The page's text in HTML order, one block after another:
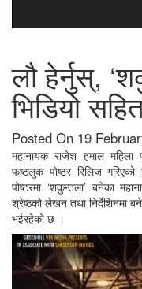
लौ हेर्नुस्,
भिडियो
Posted On 19
महानायक राजेश हमाल
फष्टलुक पोष्टर रिलिज
पोष्टरमा ‘शकुन्तला’ बनेका
श्रेष्ठको लेखन तथा निर्देशिनमा
भईरहेको छ ।